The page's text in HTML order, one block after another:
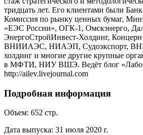
тридцать лет. Его клиентами были
Комиссия по рынку ценных бумаг,
«ЕЭС России», ОГК-1, Омскэнерго,
ЭнергоСтройИнвест-Холдинг, Концерн
ВНИИАЭС, НИАЭП, Судоэкспорт,
холдинг и многие другие крупные
в МФТИ, НИУ ВШЭ. Ведёт блог
http://ailev.livejournal.com
Подробная информация
Объем: 652 стр.
Дата выпуска: 31 июля 2020 г.